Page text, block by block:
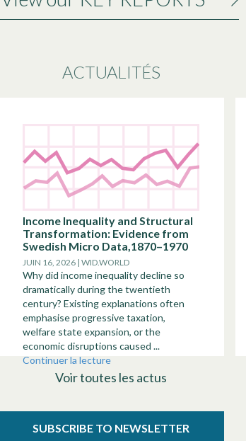
ACTUALITÉS
Income Inequality and Structural
Transformation: Evidence from
Swedish Micro Data,1870–1970
JUIN 16, 2026 | WID.WORLD
Why did income inequality decline so
dramatically during the twentieth
century? Existing explanations often
emphasise progressive taxation,
welfare state expansion, or the
economic disruptions caused ...
Continuer la lecture
Voir toutes les actus
SUBSCRIBE TO NEWSLETTER